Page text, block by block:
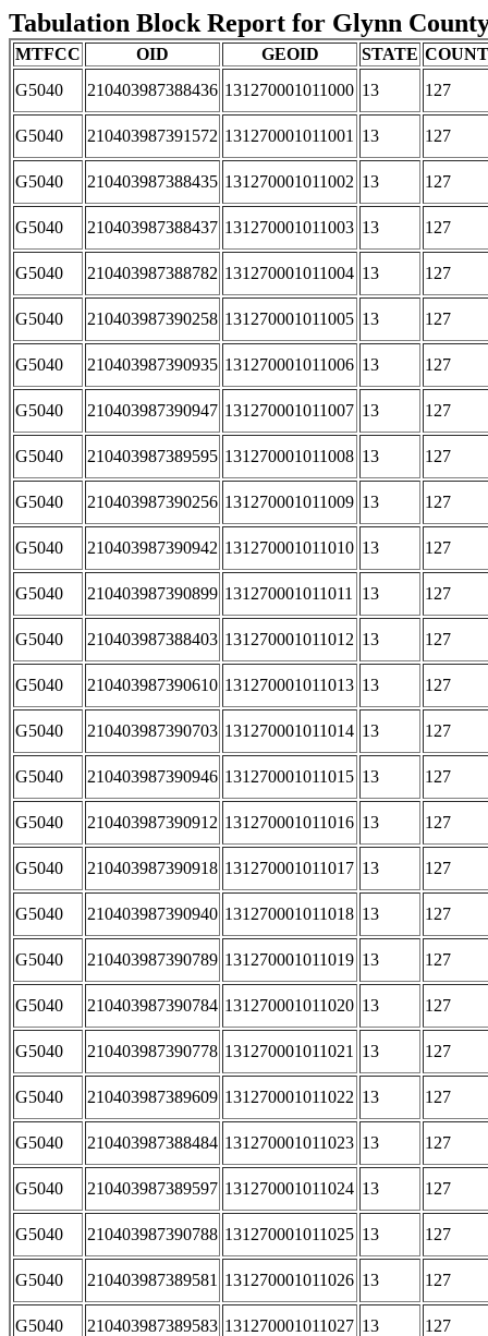
Tabulation Block Report for Glynn
MTFCC OID GEOID STATE
G5040
210403987388436 131270001011000 13 127
G5040 210403987391572 131270001011001 13 127
G5040 210403987388435 131270001011002 13 127
G5040 210403987388437 131270001011003 13 127
G5040 210403987388782 131270001011004 13 127
G5040 210403987390258 131270001011005 13 127
G5040 210403987390935 131270001011006 13 127
G5040 210403987390947 131270001011007 13 127
G5040 210403987389595 131270001011008 13 127
G5040 210403987390256 131270001011009 13 127
G5040 210403987390942 131270001011010 13 127
G5040 210403987390899 131270001011011 13 127
G5040 210403987388403 131270001011012 13 127
G5040 210403987390610 131270001011013 13 127
G5040 210403987390703 131270001011014 13 127
G5040 210403987390946 131270001011015 13 127
G5040 210403987390912 131270001011016 13 127
G5040 210403987390918 131270001011017 13 127
G5040 210403987390940 131270001011018 13 127
G5040 210403987390789 131270001011019 13 127
G5040 210403987390784 131270001011020 13 127
G5040 210403987390778 131270001011021 13 127
G5040 210403987389609 131270001011022 13 127
G5040 210403987388484 131270001011023 13 127
G5040 210403987389597 131270001011024 13 127
G5040 210403987390788 131270001011025 13 127
G5040 210403987389581 131270001011026 13 127
G5040 210403987389583 131270001011027 13 127